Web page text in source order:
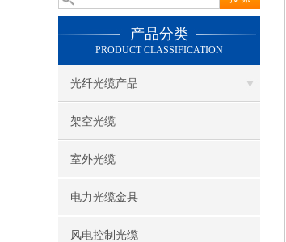
产品分类
PRODUCT CLASSIFICATION
光纤光缆产品
架空光缆
室外光缆
电力光缆金具
风电控制光缆